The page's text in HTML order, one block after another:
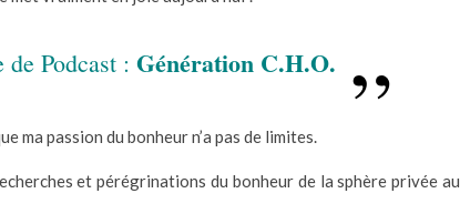
de Podcast :Génération C.H.O.
ma passion du bonheur n’a pas de limites.
et pérégrinations du bonheur de la sphère privée au